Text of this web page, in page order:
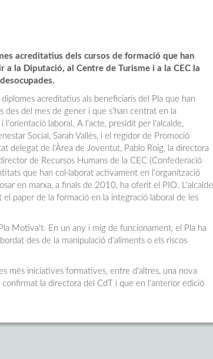
acreditatius dels cursos de formació que han
la Diputació, al Centre de Turisme i a la CEC la
acreditatius als beneficiaris del Pla que han
des del mes de gener i que s'han centrat en la
l'orientació laboral. A l'acte, presidit per l'alcalde,
Social, Sarah Vallés, i el regidor de Promoció
delegat de l'Àrea de Joventut, Pablo Roig, la directora
de Recursos Humans de la CEC (Confederació
que han col·laborat activament en l'organització
en marxa, a finals de 2010, ha oferit el PIO. L'alcalde
paper de la formació en la integració laboral de les
Motiva't. En un any i mig de funcionament, el Pla ha
des de la manipulació d'aliments o els riscos
més iniciatives formatives, entre d'altres, una nova
la directora del CdT i que en l'anterior edició